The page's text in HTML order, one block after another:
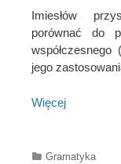
Imiesłów
porównać do
jego
Więcej
Categories
Gramatyka